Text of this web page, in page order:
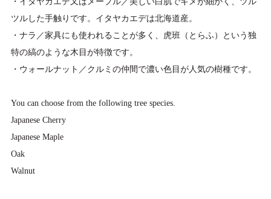
ツルした手触りです。イタヤカエデは北海道産。
・ナラ／家具にも使われることが多く、虎班（とらふ）という独
特の縞のような木目が特徴です。
・ウォールナット／クルミの仲間で濃い色目が人気の樹種です。
You can choose from the following tree species.
Japanese Cherry
Japanese Maple
Oak
Walnut